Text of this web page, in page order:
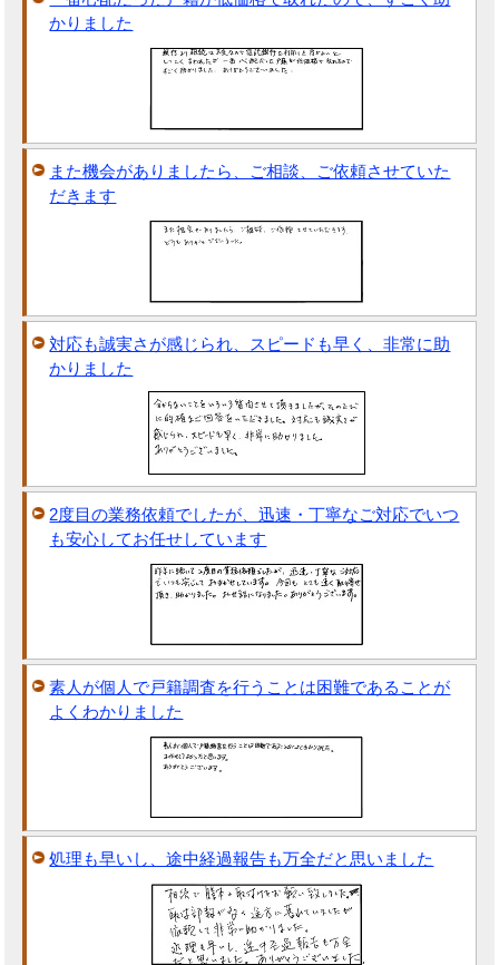
かりました
また機会がありましたら、ご相談、ご依頼させていた
だきます
対応も誠実さが感じられ、スピードも早く、非常に助
かりました
2度目の業務依頼でしたが、迅速・丁寧なご対応でいつ
も安心してお任せしています
素人が個人で戸籍調査を行うことは困難であることが
よくわかりました
処理も早いし、途中経過報告も万全だと思いました